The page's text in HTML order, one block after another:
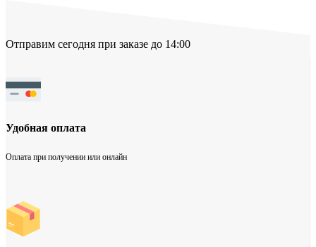
Отправим сегодня при заказе до 14:00
Удобная оплата
Оплата при получении или онлайн